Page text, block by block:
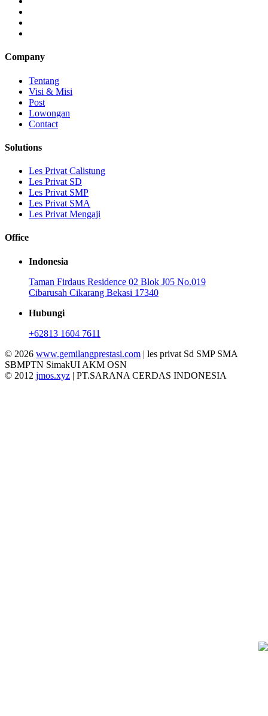
Company
Tentang
Visi & Misi
Post
Lowongan
Contact
Solutions
Les Privat Calistung
Les Privat SD
Les Privat SMP
Les Privat SMA
Les Privat Mengaji
Office
Indonesia
Taman Firdaus Residence 02 Blok J05 No.019
Cibarusah Cikarang Bekasi 17340
Hubungi
+62813 1604 7611
© 2026 www.gemilangprestasi.com | les privat Sd SMP SMA
SBMPTN SimakUI AKM OSN
© 2012 jmos.xyz | PT.SARANA CERDAS INDONESIA